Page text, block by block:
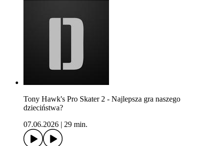
Tony Hawk's Pro Skater 2 - Najlepsza gra naszego
dzieciństwa?
07.06.2026
29 min.